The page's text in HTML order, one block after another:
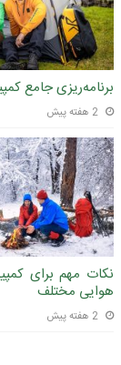
برنامه‌ریزی جامع
2 هفته پیش
نکات مهم برای
هوایی مختلف
2 هفته پیش